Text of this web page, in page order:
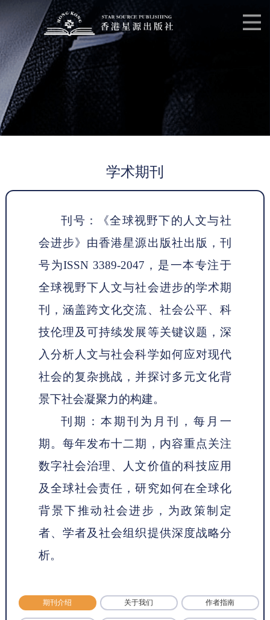
学术期刊
刊号：《全球视野下的人文与社
会进步》由香港星源出版社出版，刊
号为ISSN 3389-2047，是一本专注于
全球视野下人文与社会进步的学术期
刊，涵盖跨文化交流、社会公平、科
技伦理及可持续发展等关键议题，深
入分析人文与社会科学如何应对现代
社会的复杂挑战，并探讨多元文化背
景下社会凝聚力的构建。
刊期：本期刊为月刊，每月一
期。每年发布十二期，内容重点关注
数字社会治理、人文价值的科技应用
及全球社会责任，研究如何在全球化
背景下推动社会进步，为政策制定
者、学者及社会组织提供深度战略分
析。
期刊介绍 关于我们 作者指南